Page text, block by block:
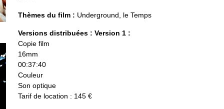
Thèmes du film : Underground, le Temps
Versions distribuées : Version 1 :
Copie film
16mm
00:37:40
Couleur
Son optique
Tarif de location : 145 €